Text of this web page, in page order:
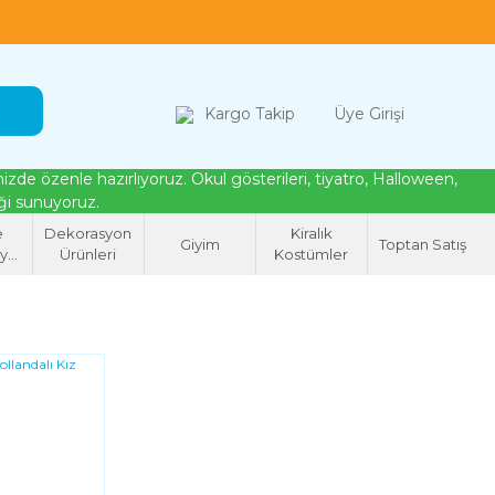
Kargo Takip Üye Girişi
özenle hazırlıyoruz. Okul gösterileri, tiyatro, Halloween,
sunuyoruz.
Dekorasyon
Ürünleri
Giyim
Kiralık
Kostümler
Toptan Satış